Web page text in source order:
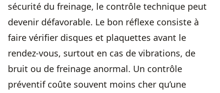
sécurité du freinage, le contrôle technique peut
devenir défavorable. Le bon réflexe consiste à
faire vérifier disques et plaquettes avant le
rendez-vous, surtout en cas de vibrations, de
bruit ou de freinage anormal. Un contrôle
préventif coûte souvent moins cher qu’une